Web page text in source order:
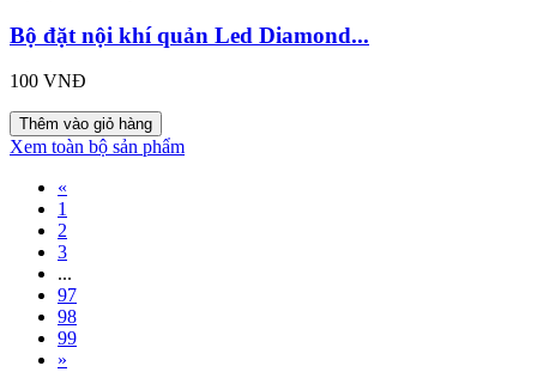
Bộ đặt nội khí quản Led Diamond...
100 VNĐ
Thêm vào giỏ hàng
Xem toàn bộ sản phẩm
«
1
2
3
...
97
98
99
»